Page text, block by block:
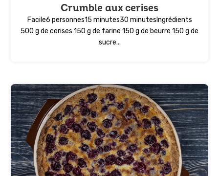
Crumble aux cerises
Facile6 personnes15 minutes30 minutesIngrédients
500 g de cerises 150 g de farine 150 g de beurre 150 g de
sucre...